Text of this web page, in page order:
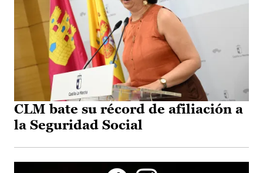
CLM bate su récord de afiliación a
la Seguridad Social